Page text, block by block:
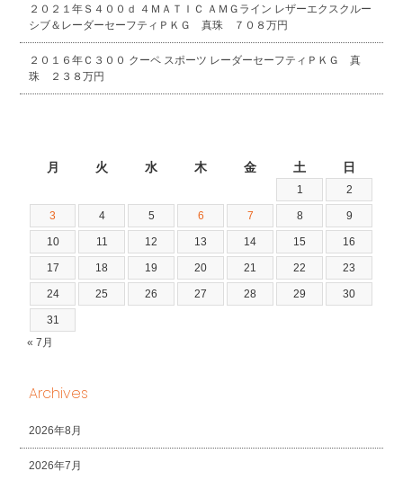
２０２１年Ｓ４００ｄ ４ＭＡＴＩＣ ＡＭＧライン レザーエクスクルー
シブ＆レーダーセーフティＰＫＧ 真珠 ７０８万円
２０１６年Ｃ３００ クーペ スポーツ レーダーセーフティＰＫＧ 真
珠 ２３８万円
月 火 水 木 金 土 日
1 2
3 4 5 6 7 8 9
10 11 12 13 14 15 16
17 18 19 20 21 22 23
24 25 26 27 28 29 30
31
« 7月
Archives
2026年8月
2026年7月